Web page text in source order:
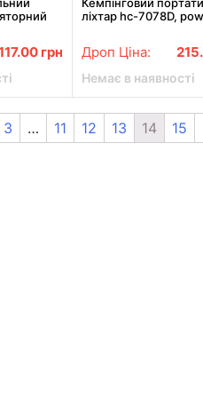
грн
ліхтар hc-7078D,
Дроп Ціна:
Немає в наявності
3 … 11 12 13 14 15